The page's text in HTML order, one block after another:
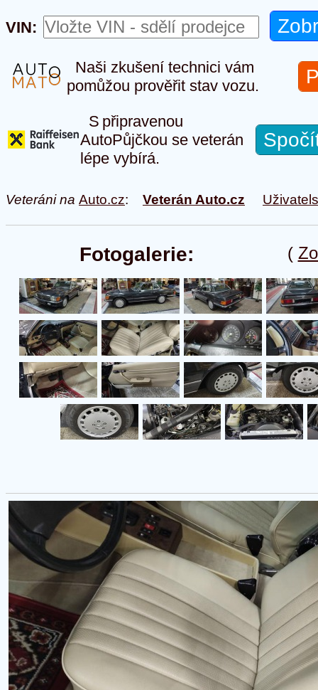
VIN:
Naši zkušení technici vám
pomůžou prověřit stav vozu.
S připravenou
AutoPůjčkou se veterán
lépe vybírá.
Veteráni na Auto.cz: Veterán Auto.cz
(
Fotogalerie: